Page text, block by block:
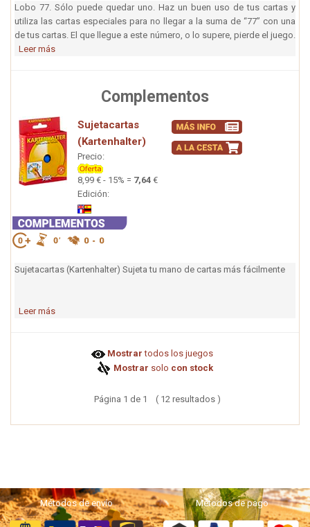
Lobo 77. Sólo puede quedar uno. Haz un buen uso de tus cartas y
utiliza las cartas especiales para no llegar a la suma de “77” con una
de tus cartas. El que llegue a este número, o lo supere, pierde el juego.
Leer más
Complementos
Sujetacartas
(Kartenhalter)
Precio:
8,99 € - 15% = 7,64 €
Edición:
Sujetacartas (Kartenhalter) Sujeta tu mano de cartas más fácilmente
Leer más
Mostrar todos los juegos
Mostrar solo con stock
Página 1 de 1 ( 12 resultados )
Métodos de envío Métodos de pago